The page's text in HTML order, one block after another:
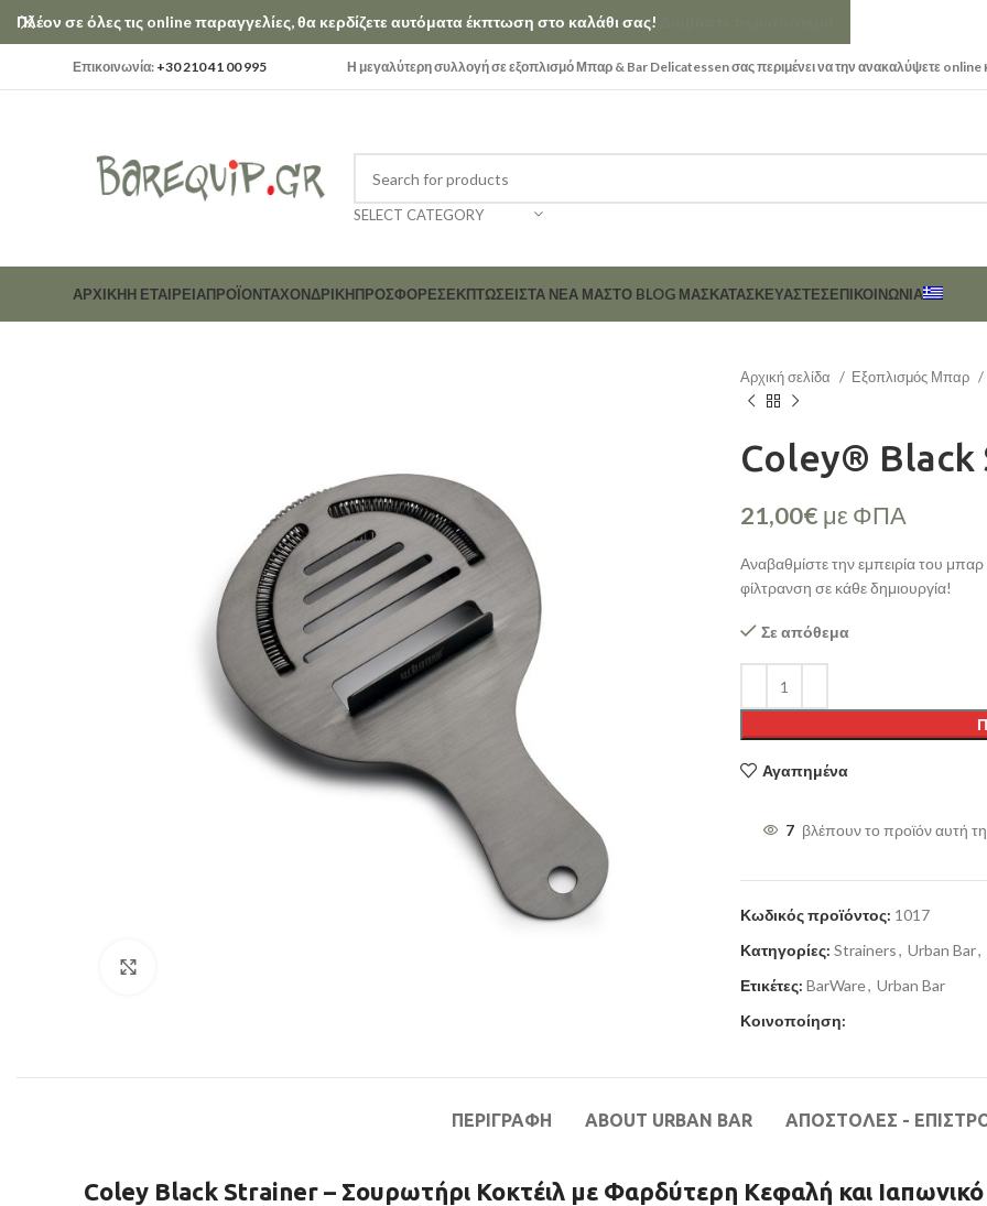
Επικοινωνία: +30 210 41 00 995 Η μεγαλύτερη συλλογή σε εξοπλισμό Μπαρ & Bar Delicatessen σας περιμένει να την ανακαλύψετε online
SELECT CATEGORY
ΑΡΧΙΚΗΗ ΕΤΑΙΡΕΊΑΠΡΟΪΟΝΤΑΧΟΝΔΡΙΚΗΠΡΟΣΦΟΡΕΣΕΚΠΤΏΣΕΙΣΤΑ ΝΕΑ ΜΑΣΤΟ BLOG ΜΑΣΚΑΤΑΣΚΕΥΑΣΤΈΣΕΠΙΚΟΙΝΩΝΊΑ
Αρχική σελίδα Εξοπλισμός Μπαρ
Coley® Black
21,00€ με ΦΠΑ
Αναβαθμίστε την εμπειρία του
φίλτρανση σε κάθε δημιουργία!
Σε απόθεμα
Αγαπημένα
7 βλέπουν το προϊόν αυτή
Κωδικός προϊόντος: 1017
Κατηγορίες: Strainers, Urban Bar,
Ετικέτες: BarWare, Urban Bar
Κοινοποίηση:
ΠΕΡΙΓΡΑΦΉ ABOUT URBAN BAR ΑΠΟΣΤΟΛΕΣ -
Coley Black Strainer – Σουρωτήρι Κοκτέιλ με Φαρδύτερη Κεφαλή και
Πλέον σε όλες τις online παραγγελίες, θα κερδίζετε αυτόματα έκπτωση στο καλάθι σας!